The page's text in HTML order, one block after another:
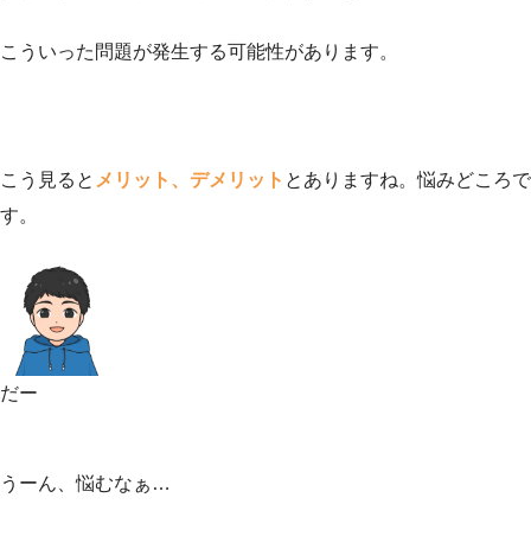
こういった問題が発生する可能性があります。
こう見ると メリット、デメリット とありますね。悩みどころで
す。
だー
うーん、悩むなぁ…